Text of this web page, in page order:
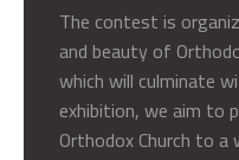
The contest is
and beauty of
which will culminate
exhibition, we aim to
Orthodox Church to a